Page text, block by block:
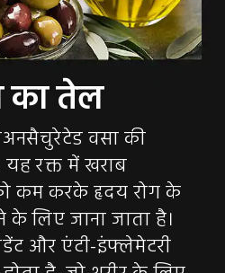
जैतून का तेल
वसा की
यह रक्त में खराब
कम करके हृदय रोग के
लिए जाना जाता है।
और एंटी-इंफ्लेमेटरी